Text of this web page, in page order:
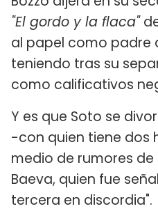
"El gordo y la flaca"
al papel como padre
teniendo tras su
como calificativos
Y es que Soto se
-con quien tiene dos
medio de rumores
Baeva, quien fue
tercera en discordia".